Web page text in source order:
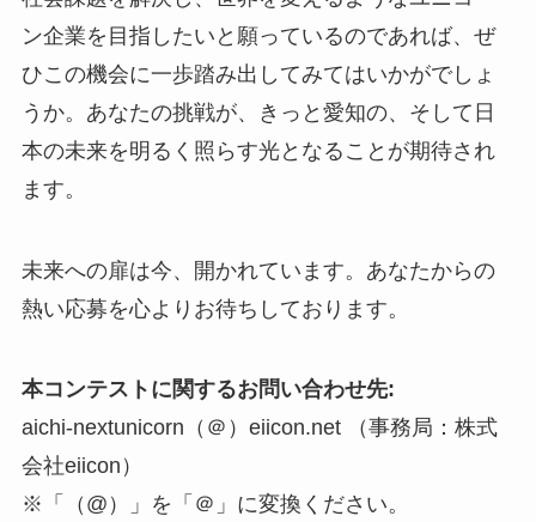
ン企業を目指したいと願っているのであれば、ぜ
ひこの機会に一歩踏み出してみてはいかがでしょ
うか。あなたの挑戦が、きっと愛知の、そして日
本の未来を明るく照らす光となることが期待され
ます。
未来への扉は今、開かれています。あなたからの
熱い応募を心よりお待ちしております。
本コンテストに関するお問い合わせ先:
aichi-nextunicorn（＠）eiicon.net （事務局：株式
会社eiicon）
※「（@）」を「＠」に変換ください。